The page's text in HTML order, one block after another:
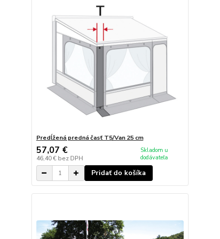
Predĺžená predná časť T5/Van 25 cm
57,07 €
46,40 € bez DPH
Skladom u
dodávateľa
Pridať do košíka